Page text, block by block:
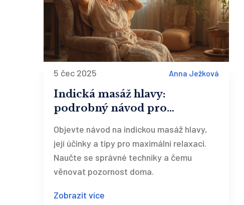
5 čec 2025 Anna Ježková
Indická masáž hlavy:
podrobný návod pro
regeneraci
Objevte návod na indickou masáž hlavy,
její účinky a tipy pro maximální relaxaci.
Naučte se správné techniky a čemu
věnovat pozornost doma.
Zobrazit více